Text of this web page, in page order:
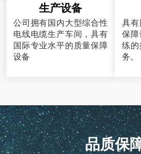
生产设备
公司拥有国内大型综合性
电线电缆生产车间，具有
国际专业水平的质量保障
设备
具
保
练的
务。
品质保